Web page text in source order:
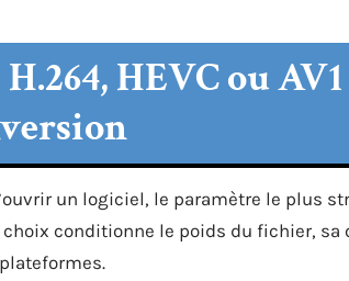
H.264, HEVC ou
un logiciel, le paramètre le plus
choix conditionne le poids du fichier,